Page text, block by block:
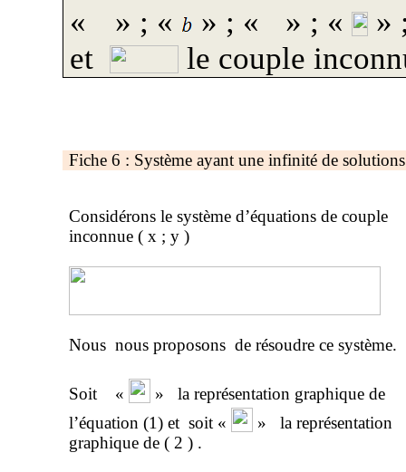
« » ; « » ; « » ; «
»
et
le couple
Fiche 6 : Système ayant une infinité de
Considérons le système d’équations de couple
inconnue( x ; y )
Nous nous proposons de résoudre ce système.
Soit « »
la représentation graphique de
l’équation (1) et soit « »
la représentation
graphique de( 2 ) .